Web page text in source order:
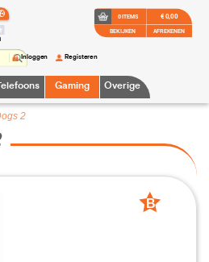
Telefoons Gaming Overige
Inloggen Registeren
0 ITEMS
BEKIJKEN
€ 0,00
AFREKENEN
2
B